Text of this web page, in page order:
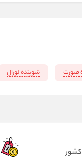
صورت شوینده لورال
کشور